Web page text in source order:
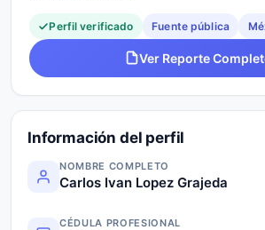
Perfil verificado Fuente pública
Ver Reporte
Información del perfil
NOMBRE COMPLETO
Carlos Ivan Lopez Grajeda
CÉDULA PROFESIONAL